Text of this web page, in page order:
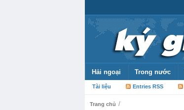
Hải ngoại Trong nước
Tài liệu Entries RSS
Trang chủ /